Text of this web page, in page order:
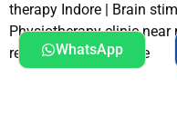
therapy Indore | Brain
Physiotherapy clinic near
rehabilitation near me
WhatsApp